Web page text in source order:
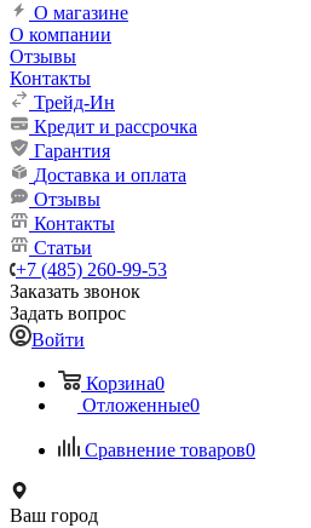
О магазине
О компании
Отзывы
Контакты
Трейд-Ин
Кредит и рассрочка
Гарантия
Доставка и оплата
Отзывы
Контакты
Статьи
+7 (485) 260-99-53
Заказать звонок
Задать вопрос
Войти
Корзина0
Отложенные0
Сравнение товаров0
Ваш город